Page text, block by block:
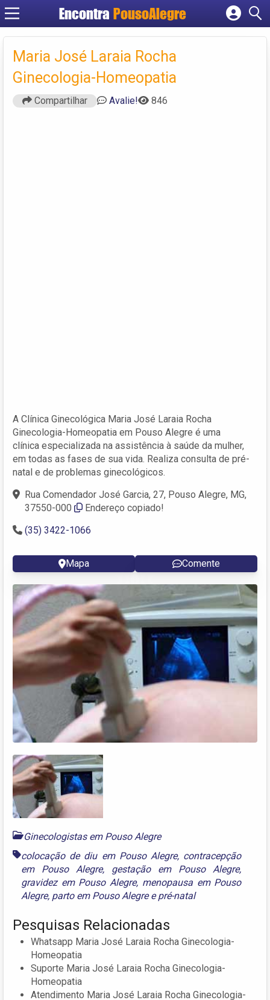
Encontra PousoAlegre
Cadastrar empresa
Criar conta
Maria José Laraia Rocha
Ginecologia-Homeopatia
Compartilhar Avalie! 846
A Clínica Ginecológica Maria José Laraia Rocha
Ginecologia-Homeopatia em Pouso Alegre é uma
clínica especializada na assistência à saúde da mulher,
em todas as fases de sua vida. Realiza consulta de pré-
natal e de problemas ginecológicos.
Rua Comendador José Garcia, 27, Pouso Alegre, MG,
37550-000‎
Endereço copiado!
(35) 3422-1066
Mapa Comente
Ginecologistas em Pouso Alegre
colocação de diu em Pouso Alegre, contracepção
em Pouso Alegre, gestação em Pouso Alegre,
gravidez em Pouso Alegre, menopausa em Pouso
Alegre, parto em Pouso Alegreepré-natal
Pesquisas Relacionadas
Whatsapp Maria José Laraia Rocha Ginecologia-
Homeopatia
Suporte Maria José Laraia Rocha Ginecologia-
Homeopatia
Atendimento Maria José Laraia Rocha Ginecologia-